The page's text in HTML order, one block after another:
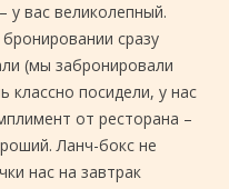
у вас великолепный.
сразу
(мы забронировали
классно посидели, у нас
от ресторана –
Ланч-бокс не
нас на завтрак